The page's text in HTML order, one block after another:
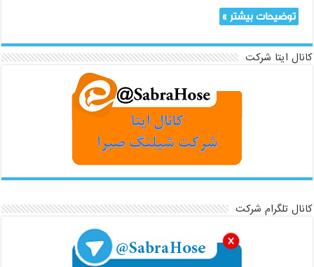
توضیحات بیشتر »
کانال ایتا شرکت
کانال تلگرام شرکت